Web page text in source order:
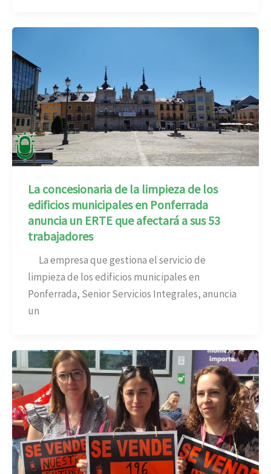
La concesionaria de la limpieza de los
edificios municipales en Ponferrada
anuncia un ERTE que afectará a sus 53
trabajadores
La empresa que gestiona el servicio de
limpieza de los edificios municipales en
Ponferrada, Senior Servicios Integrales, anuncia
un